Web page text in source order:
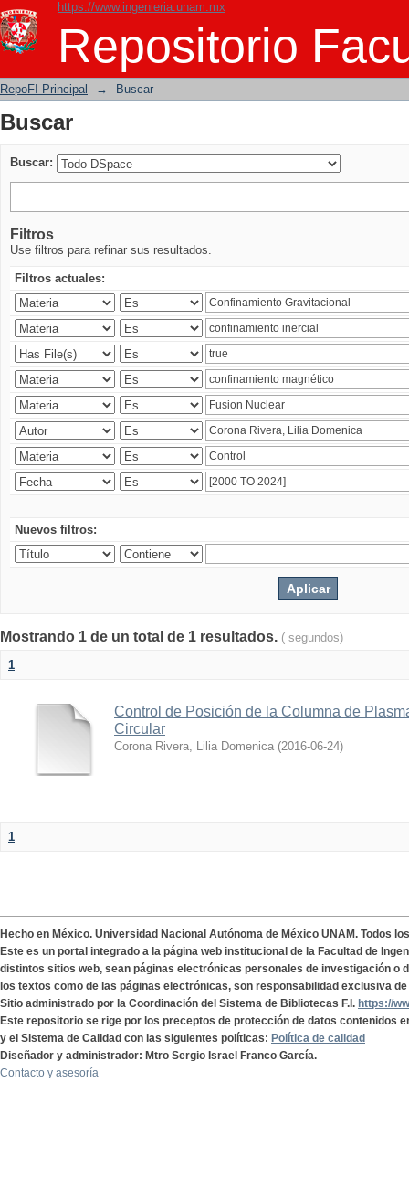
https://www.ingenieria.unam.mx
Repositorio
Buscar
RepoFI Principal → Buscar
Buscar
Buscar:
Filtros
Use filtros para refinar sus resultados.
Filtros actuales:
Nuevos filtros:
Mostrando 1 de un total de 1 resultados. ( segundos)
1
Control de Posición de la Columna de
Circular
Corona Rivera, Lilia Domenica (2016-06-24)
1
Hecho en México. Universidad Nacional Autónoma de México UNAM. Todos
Este es un portal integrado a la página web institucional de la Facultad de
distintos sitios web, sean páginas electrónicas personales de investigación o
los textos como de las páginas electrónicas, son responsabilidad exclusiva
Sitio administrado por la Coordinación del Sistema de Bibliotecas F.I. https://
Este repositorio se rige por los preceptos de protección de datos contenidos
y el Sistema de Calidad con las siguientes políticas: Política de calidad
Diseñador y administrador: Mtro Sergio Israel Franco García.
Contacto y asesoría